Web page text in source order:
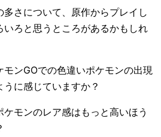
さについて、原作からプレイし
ろと思うところがあるかもしれ
ンGOでの色違いポケモンの出現
に感じていますか？
モンのレア感はもっと高いほう